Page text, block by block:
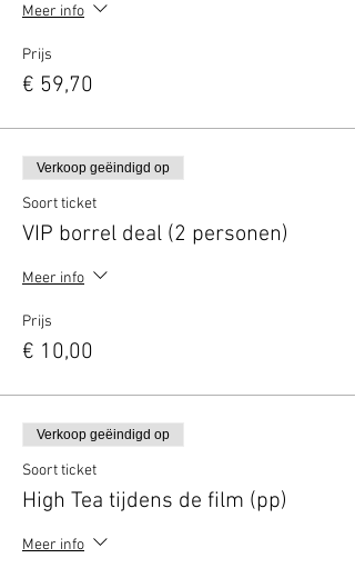
Meer info
Prijs
€ 59,70
Verkoop geëindigd op
Soort ticket
VIP borrel deal (2 personen)
Meer info
Prijs
€ 10,00
Verkoop geëindigd op
Soort ticket
High Tea tijdens de film (pp)
Meer info